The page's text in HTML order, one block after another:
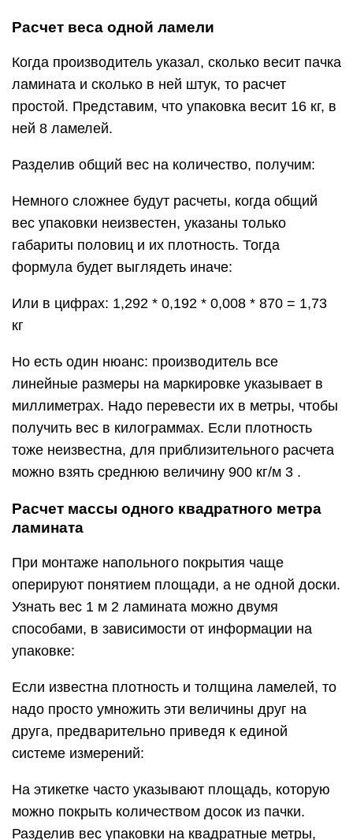
Расчет веса одной ламели
Когда производитель указал, сколько весит пачка
ламината и сколько в ней штук, то расчет
простой. Представим, что упаковка весит 16 кг, в
ней 8 ламелей.
Разделив общий вес на количество, получим:
Немного сложнее будут расчеты, когда общий
вес упаковки неизвестен, указаны только
габариты половиц и их плотность. Тогда
формула будет выглядеть иначе:
Или в цифрах: 1,292 * 0,192 * 0,008 * 870 = 1,73
кг
Но есть один нюанс: производитель все
линейные размеры на маркировке указывает в
миллиметрах. Надо перевести их в метры, чтобы
получить вес в килограммах. Если плотность
тоже неизвестна, для приблизительного расчета
можно взять среднюю величину 900 кг/м 3 .
Расчет массы одного квадратного метра
ламината
При монтаже напольного покрытия чаще
оперируют понятием площади, а не одной доски.
Узнать вес 1 м 2 ламината можно двумя
способами, в зависимости от информации на
упаковке:
Если известна плотность и толщина ламелей, то
надо просто умножить эти величины друг на
друга, предварительно приведя к единой
системе измерений:
На этикетке часто указывают площадь, которую
можно покрыть количеством досок из пачки.
Разделив вес упаковки на квадратные метры,